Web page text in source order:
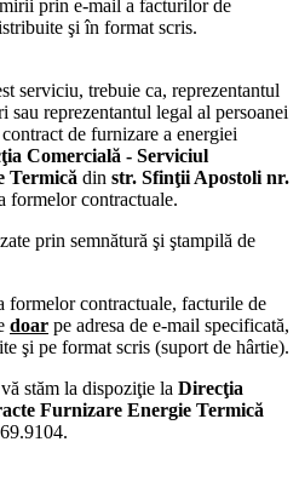
prin e-mail a facturilor de
şi în format scris.
serviciu, trebuie ca, reprezentantul
reprezentantul legal al persoanei
de furnizare a energiei
Comercială - Serviciul
Termică din str. Sfinţii Apostoli nr.
formelor contractuale.
prin semnătură şi ştampilă de
formelor contractuale, facturile de
doar pe adresa de e-mail specificată,
şi pe format scris (suport de hârtie).
stăm la dispoziţie la Direcţia
Furnizare Energie Termică